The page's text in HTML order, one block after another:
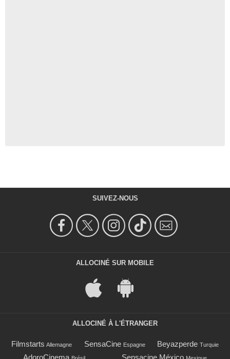
SUIVEZ-NOUS
ALLOCINÉ SUR MOBILE
ALLOCINÉ À L'ÉTRANGER
Filmstarts Allemagne SensaCine Espagne Beyazperde Turquie
AdoroCinema Sensacine México